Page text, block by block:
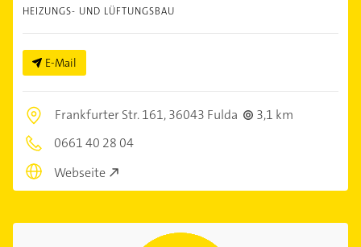
HEIZUNGS- UND LÜFTUNGSBAU
E-Mail
Frankfurter Str. 161,36043 Fulda
3,1 km
0661 40 28 04
Webseite